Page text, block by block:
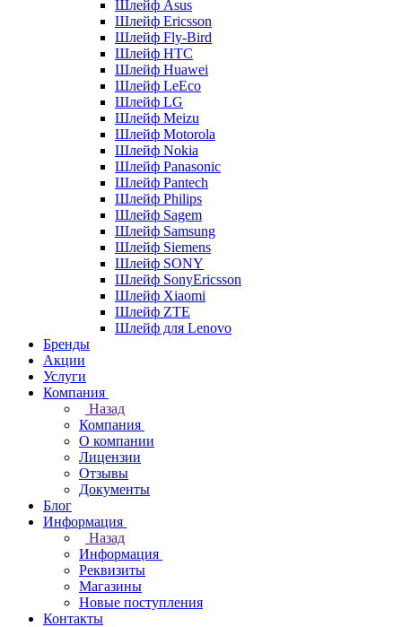
Шлейф Asus
Шлейф Ericsson
Шлейф Fly-Bird
Шлейф HTC
Шлейф Huawei
Шлейф LeEco
Шлейф LG
Шлейф Meizu
Шлейф Motorola
Шлейф Nokia
Шлейф Panasonic
Шлейф Pantech
Шлейф Philips
Шлейф Sagem
Шлейф Samsung
Шлейф Siemens
Шлейф SONY
Шлейф SonyEricsson
Шлейф Xiaomi
Шлейф ZTE
Шлейф для Lenovo
Бренды
Акции
Услуги
Компания
Назад
Компания
О компании
Лицензии
Отзывы
Документы
Блог
Информация
Назад
Информация
Реквизиты
Магазины
Новые поступления
Контакты